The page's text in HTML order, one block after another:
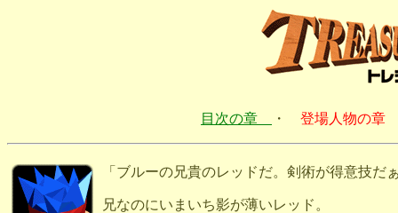
目次の章 ・ 登場人物の章
「ブルーの兄貴のレッドだ。剣術が得意技だ
兄なのにいまいち影が薄いレッド。